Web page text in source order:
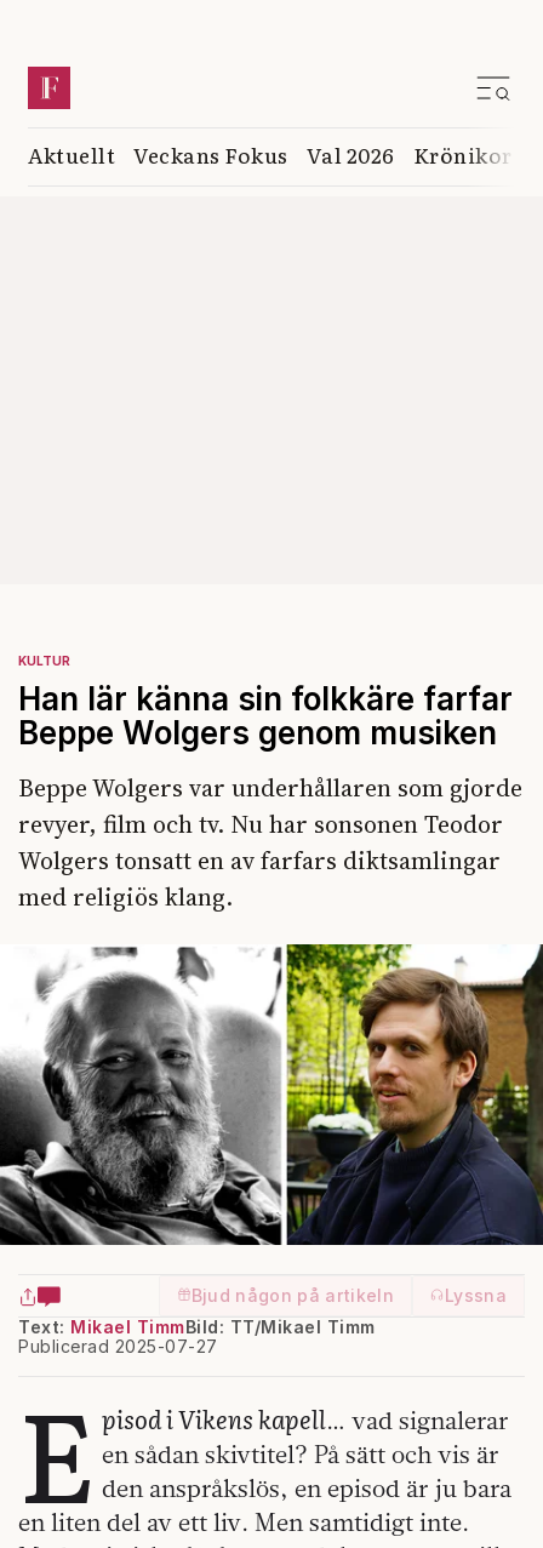
Aktuellt Veckans Fokus Val 2026 Krönikor
KULTUR
Han lär känna sin folkkäre farfar
Beppe Wolgers genom musiken
Beppe Wolgers var underhållaren som gjorde
revyer, film och tv. Nu har sonsonen Teodor
Wolgers tonsatt en av farfars diktsamlingar
med religiös klang.
Bjud någon på artikeln
Lyssna
Text: Mikael Timm
Publicerad 2025-07-27
Bild: TT/Mikael Timm
E pisod i Vikens kapell… vad signalerar
en sådan skivtitel? På sätt och vis är
den anspråkslös, en episod är ju bara
en liten del av ett liv. Men samtidigt inte.